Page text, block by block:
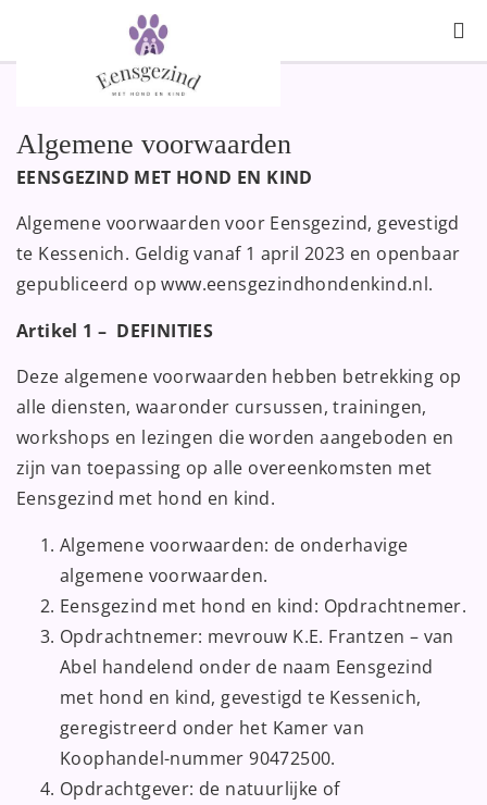
Algemene voorwaarden
EENSGEZIND MET HOND EN KIND
Algemene voorwaarden voor Eensgezind, gevestigd
te Kessenich. Geldig vanaf 1 april 2023 en openbaar
gepubliceerd op www.eensgezindhondenkind.nl.
Artikel 1 – DEFINITIES
Deze algemene voorwaarden hebben betrekking op
alle diensten, waaronder cursussen, trainingen,
workshops en lezingen die worden aangeboden en
zijn van toepassing op alle overeenkomsten met
Eensgezind met hond en kind.
Algemene voorwaarden: de onderhavige
algemene voorwaarden.
Eensgezind met hond en kind: Opdrachtnemer.
Opdrachtnemer: mevrouw K.E. Frantzen – van
Abel handelend onder de naam Eensgezind
met hond en kind, gevestigd te Kessenich,
geregistreerd onder het Kamer van
Koophandel-nummer 90472500.
Opdrachtgever: de natuurlijke of